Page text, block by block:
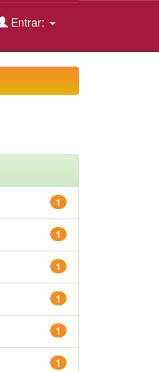
Entrar:
1
1
1
1
1
1